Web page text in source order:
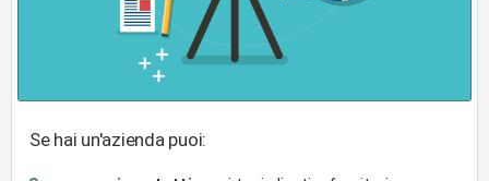
Se hai un'azienda puoi: